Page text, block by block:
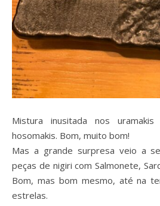
Mistura inusitada nos
hosomakis. Bom, muito bom!
Mas a grande surpresa veio a
peças de nigiri com Salmonete,
Bom, mas bom mesmo, até na
estrelas.